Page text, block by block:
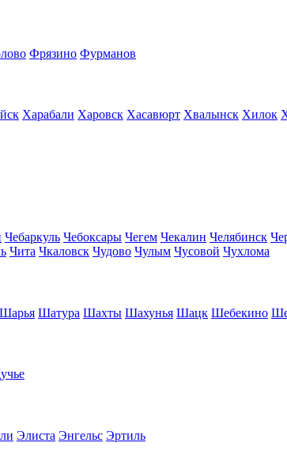
Фрязино Фурманов
Харабали Харовск Хасавюрт Хвалынск Хилок
Чебаркуль Чебоксары Чегем Чекалин Челябинск
Чита Чкаловск Чудово Чулым Чусовой Чухлома
Шарья Шатура Шахты Шахунья Шацк Шебекино
Элиста Энгельс Эртиль